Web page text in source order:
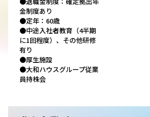
金制度あり
●定年：60歳
●中途入社者教育（4半期
に1回程度）、その他研修
有り
●厚生施設
●大和ハウスグループ従業
員持株会